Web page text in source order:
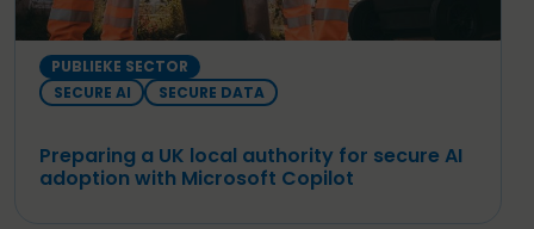
PUBLIEKE SECTOR
SECURE AI
SECURE DATA
Preparing a UK local authority for secure AI
adoption with Microsoft Copilot